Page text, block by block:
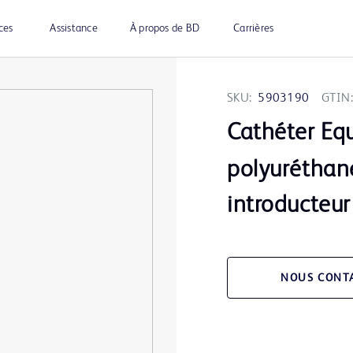
Assistance À propos de BD Carrières
SKU: 5903190 GTIN:
Cathéter
NOUS